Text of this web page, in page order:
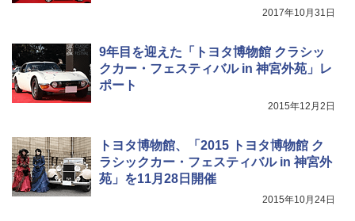
2017年10月31日
9年目を迎えた「トヨタ博物館 クラシッ
クカー・フェスティバル in 神宮外苑」レ
ポート
2015年12月2日
トヨタ博物館、「2015 トヨタ博物館 ク
ラシックカー・フェスティバル in 神宮外
苑」を11月28日開催
2015年10月24日